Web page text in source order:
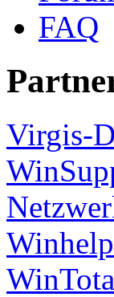
FAQ
Virgis-